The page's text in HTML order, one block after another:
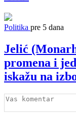
Politika pre 5 dana
Jelić
promena i
iskažu na